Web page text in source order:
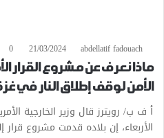
abdellatif fadouach
21/03/2024
0
ماذا نعرف عن مشروع القرار
الأمن لوقف إطلاق النار في
أ ف ب/ رويترز قال وزير الخارجية
الأربعاء، إن بلاده قدمت مشروع